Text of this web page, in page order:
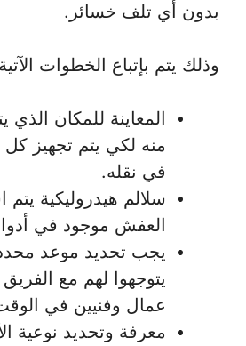
بدون أي تلف خسائر.
وذلك يتم بإتباع الخطوات
المعاينة للمكان
منه لكي يتم تجهيز كل
في نقله.
سلالم هيدروليكية يتم
العفش موجود في
يجب تحديد موعد محدد
يتوجهوا لهم مع
عمال وفنيين في
معرفة وتحديد نوعية